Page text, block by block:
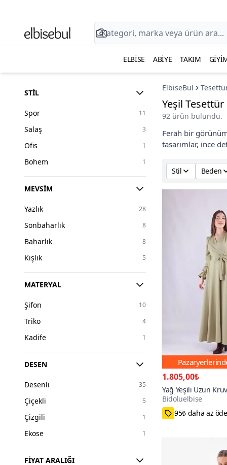
ELBISE ABIYE TAKIM
STIL
Spor 11
Salaş 3
Ofis 1
Bohem 1
MEVSIM
Yazlık 28
Sonbaharlık 8
Baharlık 8
Kışlık 5
MATERYAL
Şifon 10
Triko 4
Kadife 1
DESEN
Desenli 35
Çiçekli 5
Çizgili 1
Ekose 1
FIYAT ARALIĞI
ElbiseBul
Yeşil Tesettür
92 ürün bulundu.
Ferah bir
tasarımlar, ince
Stil Beden
1.805,00₺
Yağ Yeşili Uzun
Tesettür Elbise
Bidoluelbise
90+
95₺ daha az öde